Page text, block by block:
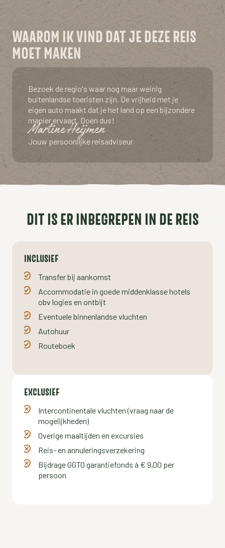
WAAROM IK VIND DAT JE DEZE REIS
MOET MAKEN
Bezoek de regio's waar nog maar weinig
buitenlandse toeristen zijn. De vrijheid met je
eigen auto maakt dat je het land op een bijzondere
manier ervaart. Doen dus!
Martine Heijmen
Jouw persoonlijke reisadviseur
DIT IS ER INBEGREPEN IN DE REIS
INCLUSIEF
Transfer bij aankomst
Accommodatie in goede middenklasse hotels
obv logies en ontbijt
Eventuele binnenlandse vluchten
Autohuur
Routeboek
EXCLUSIEF
Intercontinentale vluchten (vraag naar de
mogelijkheden)
Overige maaltijden en excursies
Reis- en annuleringsverzekering
Bijdrage GGTO garantiefonds à € 9,00 per
persoon